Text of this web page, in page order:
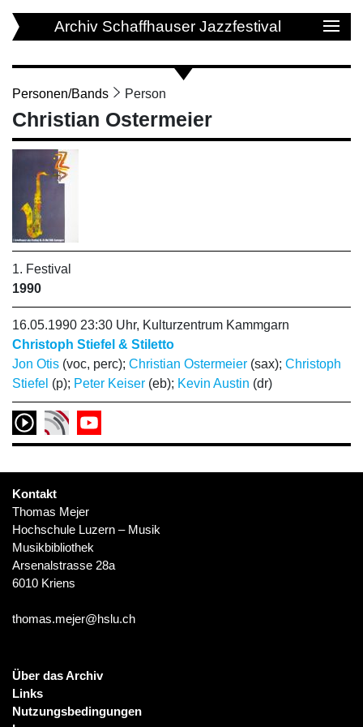
Archiv Schaffhauser Jazzfestival
Personen/Bands Person
Christian Ostermeier
1. Festival
1990
16.05.1990 23:30 Uhr, Kulturzentrum Kammgarn
Christoph Stiefel & Stiletto
Jon Otis (voc, perc); Christian Ostermeier (sax); Christoph
Stiefel (p); Peter Keiser (eb); Kevin Austin (dr)
Kontakt
Thomas Mejer
Hochschule Luzern – Musik
Musikbibliothek
Arsenalstrasse 28a
6010 Kriens
thomas.mejer@hslu.ch
Über das Archiv
Links
Nutzungsbedingungen